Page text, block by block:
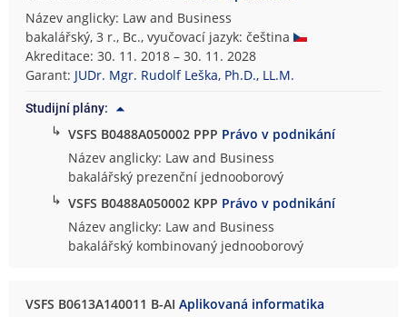
Název anglicky: Law and Business
bakalářský, 3 r., Bc., vyučovací jazyk: čeština
Akreditace: 30. 11. 2018 – 30. 11. 2028
Garant: JUDr. Mgr. Rudolf Leška, Ph.D., LL.M.
Studijní plány:
↳ VSFS B0488A050002 PPP Právo v podnikání
Název anglicky: Law and Business
bakalářský prezenční jednooborový
↳ VSFS B0488A050002 KPP Právo v podnikání
Název anglicky: Law and Business
bakalářský kombinovaný jednooborový
VSFS B0613A140011 B-AIAplikovaná informatika